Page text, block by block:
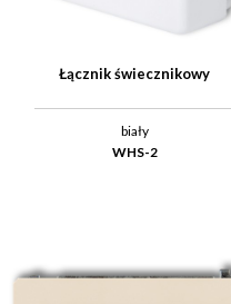
Łącznik świecznikowy
biały
WHS-2